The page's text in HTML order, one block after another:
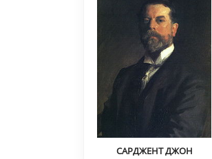
САРДЖЕНТ ДЖОН